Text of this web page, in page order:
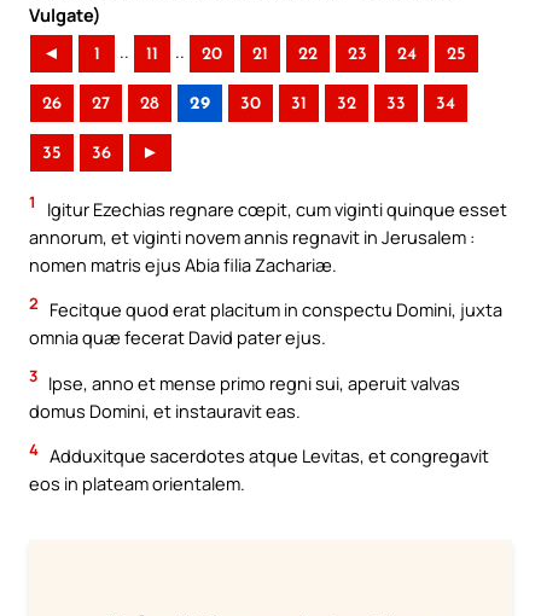
Vulgate)
◄ 1 .. 11 .. 20 21 22 23 24 25
26 27 28 29 30 31 32 33 34
35 36 ►
1
Igitur Ezechias regnare cœpit, cum viginti quinque esset
annorum, et viginti novem annis regnavit in Jerusalem :
nomen matris ejus Abia filia Zachariæ.
2
Fecitque quod erat placitum in conspectu Domini, juxta
omnia quæ fecerat David pater ejus.
3 Ipse, anno et mense primo regni sui, aperuit valvas
domus Domini, et instauravit eas.
4 Adduxitque sacerdotes atque Levitas, et congregavit
eos in plateam orientalem.